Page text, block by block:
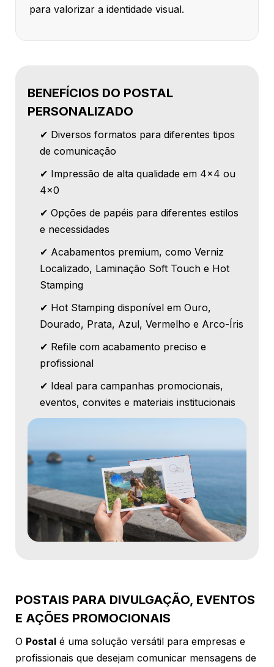
para valorizar a identidade visual.
BENEFÍCIOS DO POSTAL
PERSONALIZADO
✔ Diversos formatos para diferentes tipos
de comunicação
✔ Impressão de alta qualidade em 4x4 ou
4x0
✔ Opções de papéis para diferentes estilos
e necessidades
✔ Acabamentos premium, como Verniz
Localizado, Laminação Soft Touch e Hot
Stamping
✔ Hot Stamping disponível em Ouro,
Dourado, Prata, Azul, Vermelho e Arco-Íris
✔ Refile com acabamento preciso e
profissional
✔ Ideal para campanhas promocionais,
eventos, convites e materiais institucionais
POSTAIS PARA DIVULGAÇÃO, EVENTOS
E AÇÕES PROMOCIONAIS
O Postal é uma solução versátil para empresas e
profissionais que desejam comunicar mensagens de